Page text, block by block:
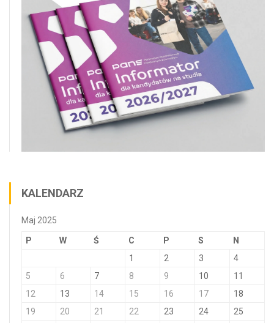
KALENDARZ
Maj 2025
P W Ś C P S
N
1
2 3
4
5
6 7 8 9 10
11
12
13 14 15 16 17
18
19
20 21 22 23 24 25